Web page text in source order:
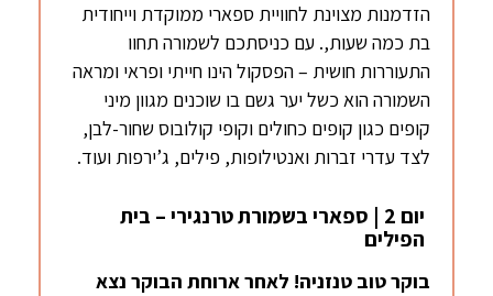
הזדמנות מצוינת לחוויית ספארי ממוקדת וייחודית
בת כמה שעות,. עם כניסתכם לשמורה תחוו
התעוררות חושית – הפסקול הינו חייתי ופראי ומראה
השמורה הוא כשל יער גשם בו שוכנים מגוון מיני
קופים כגון קופים כחולים וקופי קולובוס שחור-לבן,
לצד עדרי זברות ואנטילופות, פילים, ג’ירפות ועוד.
יום 2 | ספארי בשמורת טרנגירי – בית
הפילים
בוקר טוב טנזניה! לאחר ארוחת הבוקר נצא